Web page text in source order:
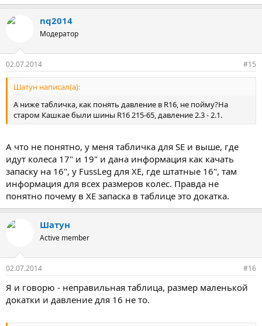
nq2014
Модератор
02.07.2014 #15
Шатун написал(а):
А ниже табличка, как понять давление в R16, не пойму?На
старом Кашкае были шины R16 215-65, давление 2.3 - 2.1.
А что не понятно, у меня табличка для SE и выше, где
идут колеса 17" и 19" и дана информация как качать
запаску на 16", у FussLeg для XE, где штатные 16", там
информация для всех размеров колес. Правда не
понятно почему в XE запаска в таблице это докатка.
Шатун
Active member
02.07.2014 #16
Я и говорю - неправильная таблица, размер маленькой
докатки и давление для 16 не то.